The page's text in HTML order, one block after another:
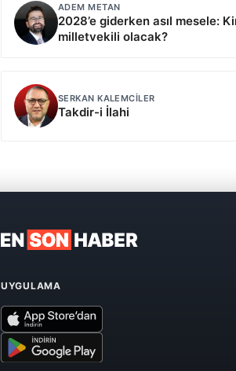
ADEM METAN
2028’e giderken asıl mesele:
milletvekili olacak?
SERKAN KALEMCILER
Takdir-i İlahi
UYGULAMA